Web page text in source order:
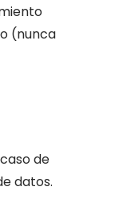
(nunca
de
datos.